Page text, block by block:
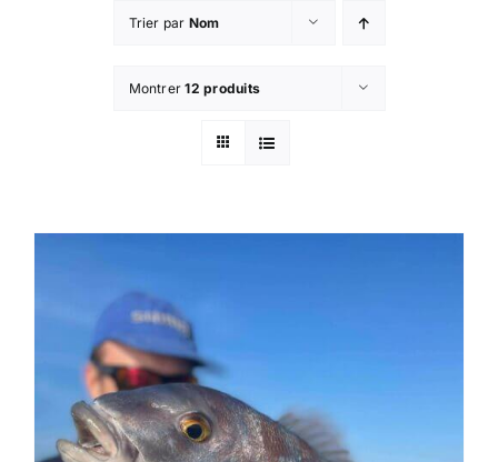
Trier par Nom
Montrer12 produits